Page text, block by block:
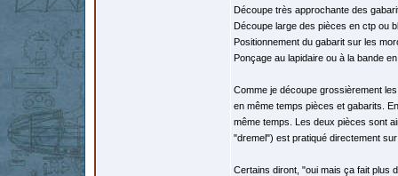
Découpe très approchante des
Découpe large des pièces en ctp ou
Positionnement du gabarit sur les
Ponçage au lapidaire ou à la bande
Comme je découpe grossièrement
en même temps pièces et gabarits.
même temps. Les deux pièces sont
"dremel") est pratiqué directement
Certains diront, "oui mais ça fait plus